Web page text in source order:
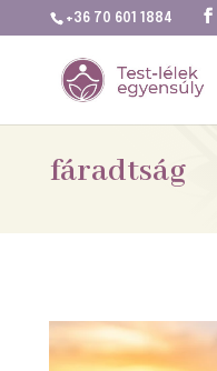
+36 70 601 1884
fáradtság